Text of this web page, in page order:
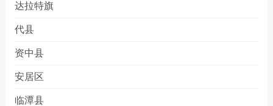
达拉特旗
代县
资中县
安居区
临潭县